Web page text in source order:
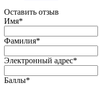
Оставить отзыв
Имя*
Фамилия*
Электронный адрес*
Баллы*